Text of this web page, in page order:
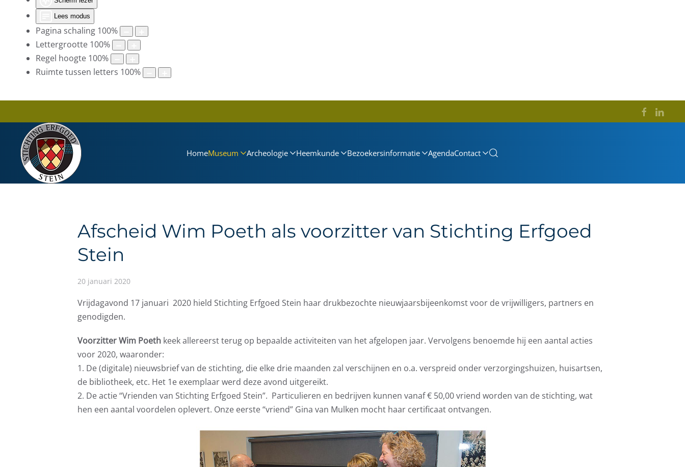
Lees modus
Pagina schaling 100%
Lettergrootte 100%
Regel hoogte 100%
Ruimte tussen letters 100%
HomeMuseum Archeologie Heemkunde Bezoekersinformatie AgendaContact
Afscheid Wim Poeth als voorzitter van Stichting Erfgoed
Stein
20 januari 2020
Vrijdagavond 17 januari 2020 hield Stichting Erfgoed Stein haar drukbezochte nieuwjaarsbijeenkomst voor de vrijwilligers, partners en
genodigden.
Voorzitter Wim Poeth keek allereerst terug op bepaalde activiteiten van het afgelopen jaar. Vervolgens benoemde hij een aantal acties
voor 2020, waaronder:
1. De (digitale) nieuwsbrief van de stichting, die elke drie maanden zal verschijnen en o.a. verspreid onder verzorgingshuizen, huisartsen,
de bibliotheek, etc. Het 1e exemplaar werd deze avond uitgereikt.
2. De actie “Vrienden van Stichting Erfgoed Stein”. Particulieren en bedrijven kunnen vanaf € 50,00 vriend worden van de stichting, wat
hen een aantal voordelen oplevert. Onze eerste “vriend” Gina van Mulken mocht haar certificaat ontvangen.